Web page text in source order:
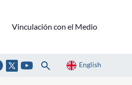
Vinculación con el Medio
English